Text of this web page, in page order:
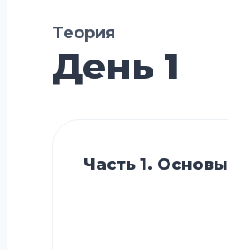
Теория
День 1
Часть 1. Основы